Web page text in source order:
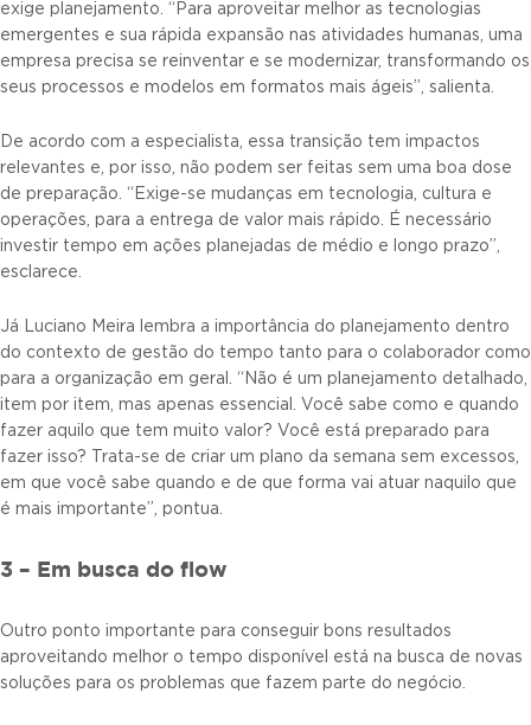
exige planejamento. “Para aproveitar melhor as tecnologias
emergentes e sua rápida expansão nas atividades humanas, uma
empresa precisa se reinventar e se modernizar, transformando os
seus processos e modelos em formatos mais ágeis”, salienta.
De acordo com a especialista, essa transição tem impactos
relevantes e, por isso, não podem ser feitas sem uma boa dose
de preparação. “Exige-se mudanças em tecnologia, cultura e
operações, para a entrega de valor mais rápido. É necessário
investir tempo em ações planejadas de médio e longo prazo”,
esclarece.
Já Luciano Meira lembra a importância do planejamento dentro
do contexto de gestão do tempo tanto para o colaborador como
para a organização em geral. “Não é um planejamento detalhado,
item por item, mas apenas essencial. Você sabe como e quando
fazer aquilo que tem muito valor? Você está preparado para
fazer isso? Trata-se de criar um plano da semana sem excessos,
em que você sabe quando e de que forma vai atuar naquilo que
é mais importante”, pontua.
3 – Em busca do flow
Outro ponto importante para conseguir bons resultados
aproveitando melhor o tempo disponível está na busca de novas
soluções para os problemas que fazem parte do negócio.